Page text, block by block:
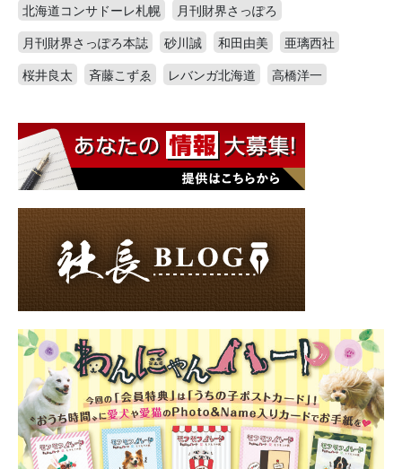
北海道コンサドーレ札幌
月刊財界さっぽろ
月刊財界さっぽろ本誌
砂川誠 和田由美
亜璃西社
桜井良太
斉藤こずゑ レバンガ北海道 高橋洋一